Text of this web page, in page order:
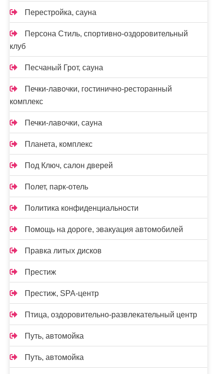
Перестройка, сауна
Персона Стиль, спортивно-оздоровительный
клуб
Песчаный Грот, сауна
Печки-лавочки, гостинично-ресторанный
комплекс
Печки-лавочки, сауна
Планета, комплекс
Под Ключ, салон дверей
Полет, парк-отель
Политика конфиденциальности
Помощь на дороге, эвакуация автомобилей
Правка литых дисков
Престиж
Престиж, SPA-центр
Птица, оздоровительно-развлекательный центр
Путь, автомойка
Путь, автомойка